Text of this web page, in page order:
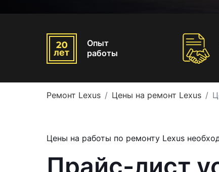
Опыт
работы
Ремонт Lexus Цены на ремонт Lexus
Цены на работы по ремонту Lexus